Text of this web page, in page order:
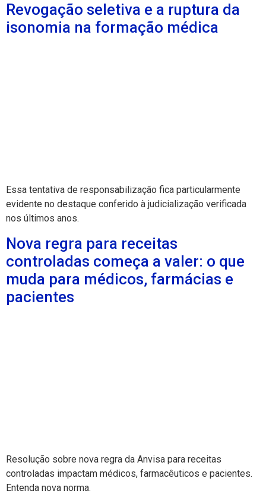
Revogação seletiva e a ruptura da
isonomia na formação médica
Essa tentativa de responsabilização fica particularmente
evidente no destaque conferido à judicialização verificada
nos últimos anos.
Nova regra para receitas
controladas começa a valer: o que
muda para médicos, farmácias e
pacientes
Resolução sobre nova regra da Anvisa para receitas
controladas impactam médicos, farmacêuticos e pacientes.
Entenda nova norma.